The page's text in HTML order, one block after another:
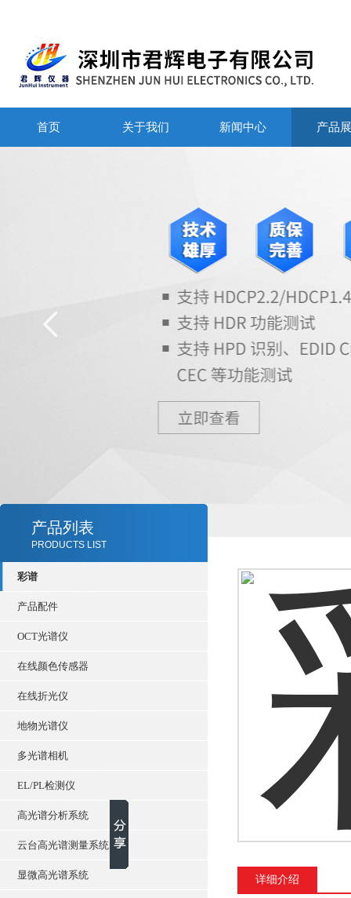
首页 关于我们 新闻中心 产品
产品列表
PRODUCTS LIST
彩谱
产品配件
OCT光谱仪
在线颜色传感器
在线折光仪
地物光谱仪
多光谱相机
EL/PL检测仪
高光谱分析系统
云台高光谱测量系统
显微高光谱系统 详细介绍